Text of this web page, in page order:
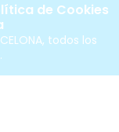
todos los
de Cookies